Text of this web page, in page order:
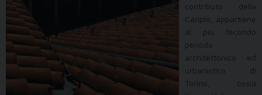
contributo della
Cariplo, appartiene
al più fecondo
periodo
architettonico ed
urbanistico di
Torino, ossia